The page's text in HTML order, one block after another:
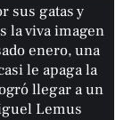
sus gatas y
la viva imagen
enero, una
le apaga la
llegar a un
Lemus